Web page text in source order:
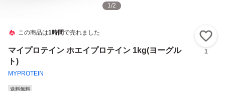
1/2
この商品は1時間で売れました
マイプロテイン ホエイプロテイン 1kg(ヨーグル
ト)
MYPROTEIN
1
送料無料